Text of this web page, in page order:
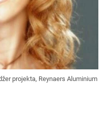
projekta, Reynaers Aluminium